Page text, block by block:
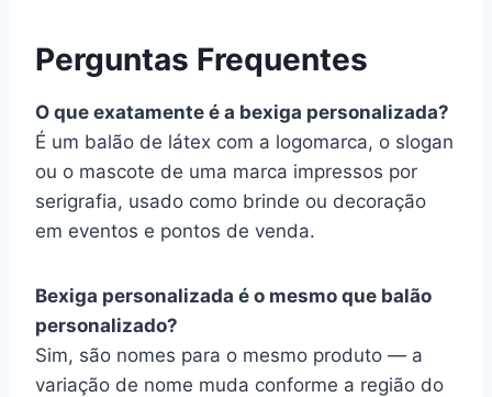
Perguntas Frequentes
O que exatamente é a bexiga personalizada?
É um balão de látex com a logomarca, o slogan
ou o mascote de uma marca impressos por
serigrafia, usado como brinde ou decoração
em eventos e pontos de venda.
Bexiga personalizada é o mesmo que balão
personalizado?
Sim, são nomes para o mesmo produto — a
variação de nome muda conforme a região do